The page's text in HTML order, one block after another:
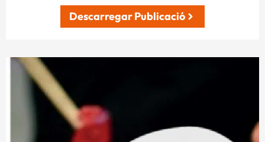
Descarregar Publicació